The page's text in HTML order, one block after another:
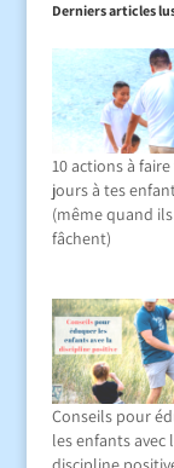
Derniers articles
10 actions à
jours à tes
(même quand
fâchent)
Conseils pour
les enfants avec